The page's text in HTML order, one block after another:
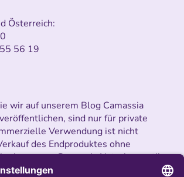
Österreich:
56 19
wir auf unserem Blog Camassia
sind nur für private
Verwendung ist nicht
des Endproduktes ohne
von Camassia Naturkosmetik